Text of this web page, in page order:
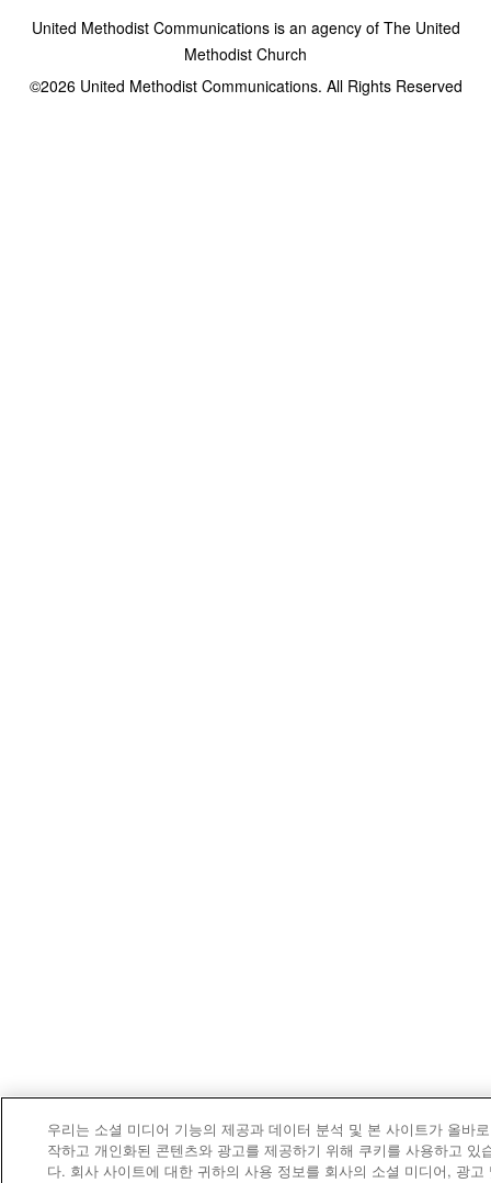
United Methodist Communications is an agency of The United
Methodist Church
©2026United Methodist Communications. All Rights Reserved
우리는 소셜 미디어 기능의 제공과 데이터 분석 및 본 사이트가 올바
작하고 개인화된 콘텐츠와 광고를 제공하기 위해 쿠키를 사용하고 있
다. 회사 사이트에 대한 귀하의 사용 정보를 회사의 소셜 미디어, 광고